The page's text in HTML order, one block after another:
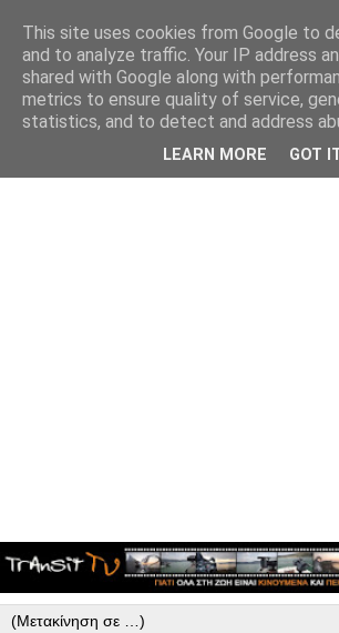
This site uses cookies from Google to
and to analyze traffic. Your IP address
shared with Google along with
metrics to ensure quality of service,
statistics, and to detect and address
LEARN MORE GOT